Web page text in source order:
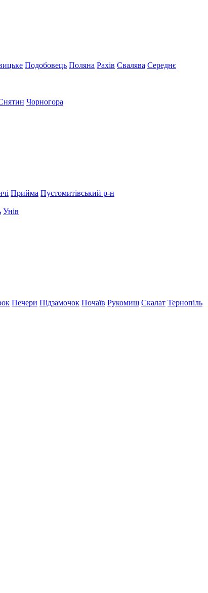
Подобовець Поляна Рахів Свалява Середнє
Чорногора
Прийма Пустомитівський р-н
Унів
Печери Підзамочок Почаїв Рукомиш Скалат Тернопіль